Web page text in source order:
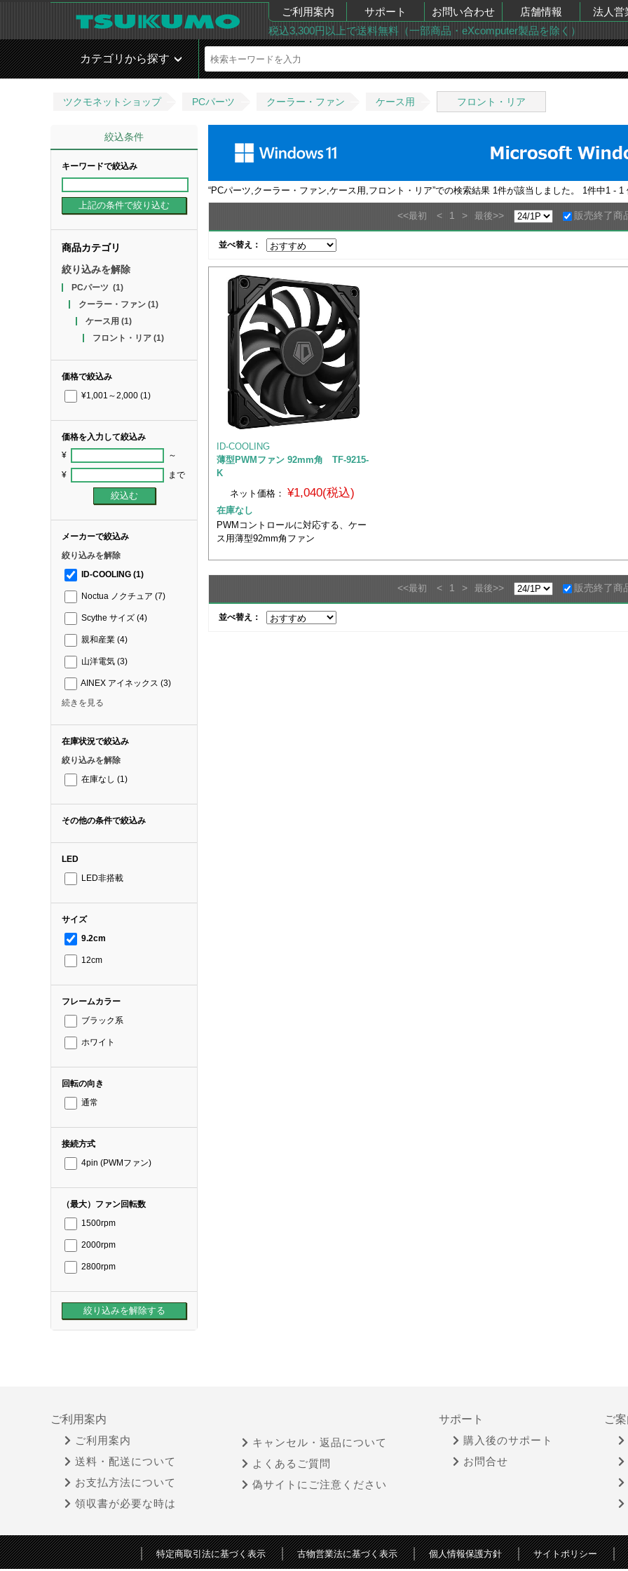
ご利用案内 サポート お問い合わせ 店舗情報 法人営
税込3,300円以上で送料無料（一部商品・eXcomputer製品を除く）
カテゴリから探す
ツクモネットショップ PCパーツ クーラー・ファン ケース用 フロント・リア
絞込条件
キーワードで絞込み
商品カテゴリ
絞り込みを解除
PCパーツ (1)
クーラー・ファン(1)
ケース用 (1)
フロント・リア(1)
価格で絞込み
¥1,001～2,000 (1)
価格を入力して絞込み
¥ ～
¥ まで
メーカーで絞込み
絞り込みを解除
ID-COOLING (1)
Noctua ノクチュア (7)
Scythe サイズ (4)
親和産業 (4)
山洋電気 (3)
AINEX アイネックス (3)
続きを見る
在庫状況で絞込み
絞り込みを解除
在庫なし (1)
その他の条件で絞込み
LED
LED非搭載
サイズ
9.2cm
12cm
フレームカラー
ブラック系
ホワイト
回転の向き
通常
接続方式
4pin (PWMファン)
（最大）ファン回転数
1500rpm
2000rpm
2800rpm
“PCパーツ,クーラー・ファン,ケース用,フロント・リア”での検索結果 1 件が該当しました。 1 件中1 - 1
<<最初 < 1 > 最後>> 販売終了商
並べ替え：
ID-COOLING
薄型PWMファン 92mm角 TF-9215-
K
ネット価格： ¥1,040(税込)
在庫なし
PWMコントロールに対応する、ケー
ス用薄型92mm角ファン
<<最初 < 1 > 最後>> 販売終了商
並べ替え：
ご利用案内
ご利用案内
送料・配送について
お支払方法について
領収書が必要な時は
キャンセル・返品について
よくあるご質問
偽サイトにご注意ください
サポート
購入後のサポート
お問合せ
ご
特定商取引法に基づく表示 古物営業法に基づく表示 個人情報保護方針 サイトポリシー